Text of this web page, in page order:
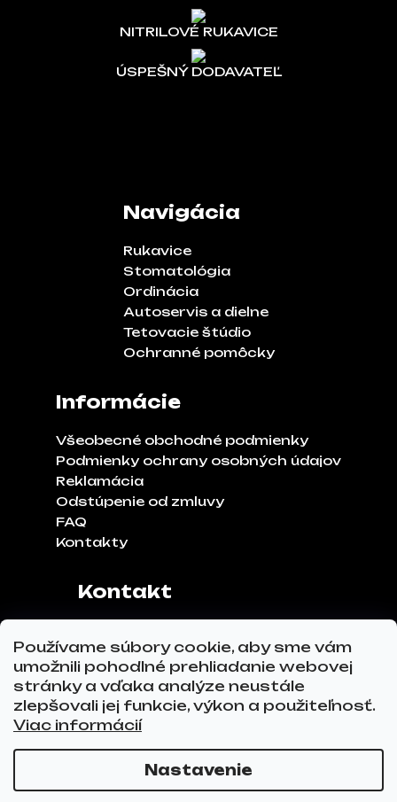
Používame súbory cookie, aby sme vám
umožnili pohodlné prehliadanie webovej
stránky a vďaka analýze neustále
zlepšovali jej funkcie, výkon a použiteľnosť.
Viac informácií
Nastavenie
NITRILOVÉ RUKAVICE
ÚSPEŠNÝ DODAVATEĽ
Navigácia
Rukavice
Stomatológia
Ordinácia
Autoservis a dielne
Tetovacie štúdio
Ochranné pomôcky
Informácie
Všeobecné obchodné podmienky
Podmienky ochrany osobných údajov
Reklamácia
Odstúpenie od zmluvy
FAQ
Kontakty
Kontakt
Hviezdoslavov
Tel.č.:0911 271 302
Email:info@glovez.sk
Vytvoril Shoptet Premium